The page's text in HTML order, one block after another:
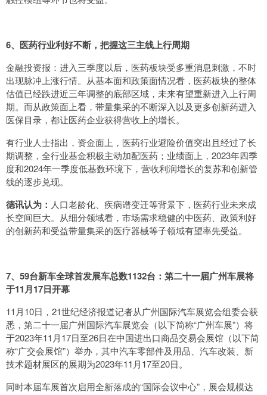
6、医药行业利好不断，把握这三主线上行周期
金融投资报：进入三季度以后，医药板块受多重消息刺激，不时
出现脉冲上涨行情。从基本面和政策面情况看，医药板块的整体
估值已经跌进近三年调整的底部区域，未来有望重新进入上行周
期。而从政策面上看，带量集采的不断深入以及更多创新药进入
医保目录，都让医药企业获得营收上的增长。
有行业人士指出，资金面上，医药行业避险价值突出且经过了长
期调整，全行业基金积极主动加配医药；业绩面上，2023年四季
度和2024年一季度低基数环境下，营收利润增长的复苏和创新管
线的逐步兑现。
德讯认为： 人口老龄化、疾病谱变迁等背景下，医药行业未来成
长空间巨大。从细分领域看，市场需求稳健的中医药、政策利好
的创新药和受益带量集采的医疗器械等子领域有望率先受益。
7、 59台新车全球首发展车总数1132台：第二十一届广州车展将
于11月17日开幕
11月10日，21世纪经济报道记者从广州国际汽车展览会组委会获
悉，第二十一届广州国际汽车展览会（以下简称“广州车展”）将
于2023年11月17日至26日在中国进出口商品交易会展馆（以下简
称“广交会展馆”）举办，其中汽车零部件及用品、汽车改装、新
技术题材展区的展期为2023年11月17至20日。
同时本届车展首次启用全新落成的“国际会议中心”，展会规模达